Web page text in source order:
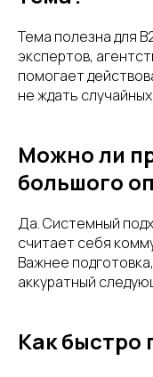
Тема полезна для
экспертов,
помогает
не ждать
Можно ли
большого
Да. Системный
считает себя
Важнее
аккуратный
Как быстро